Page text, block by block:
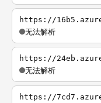
https://
无法解析
https://
无法解析
https://